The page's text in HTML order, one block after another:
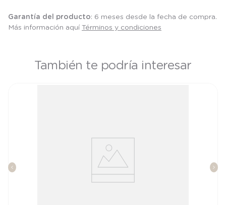
Garantía del producto: 6 meses desde la fecha de compra.
Más información aquí Términos y condiciones
También te podría interesar